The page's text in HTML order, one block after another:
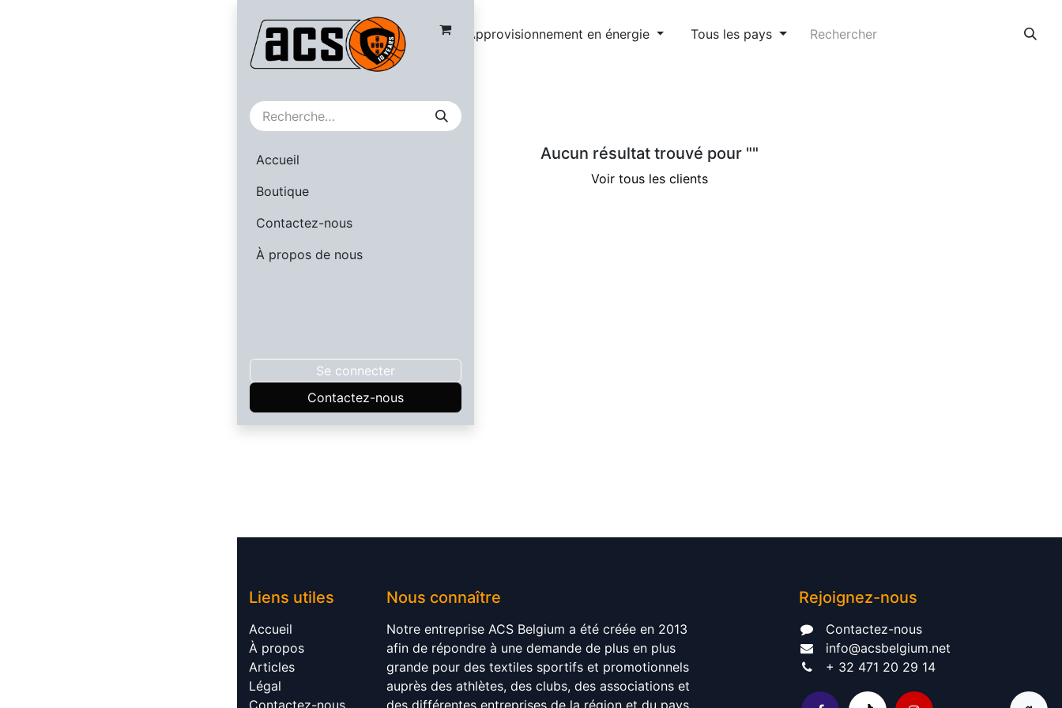
Accueil
Boutique
Contactez-nous
À propos de nous
Se connecter
Contactez-nous
Nos références Approvisionnement en énergie Tous les pays
Aucun résultat trouvé pour ""
Voir tous les clients
Liens utile​​s
Accueil​
À propos​
Articles​
Légal​
Contactez-nous
Nous connaître
Notre entreprise ACS Belgium a été créée en 2013
afin de répondre à une demande de plus en plus
grande pour des textiles sportifs et promotionnels
auprès des athlètes, des clubs, des associations et
des différentes entreprises de la région et du pays.
Rejoignez-nous
Contactez-nous​
info@acsbelgium.net
+ 32 471 20 29 14